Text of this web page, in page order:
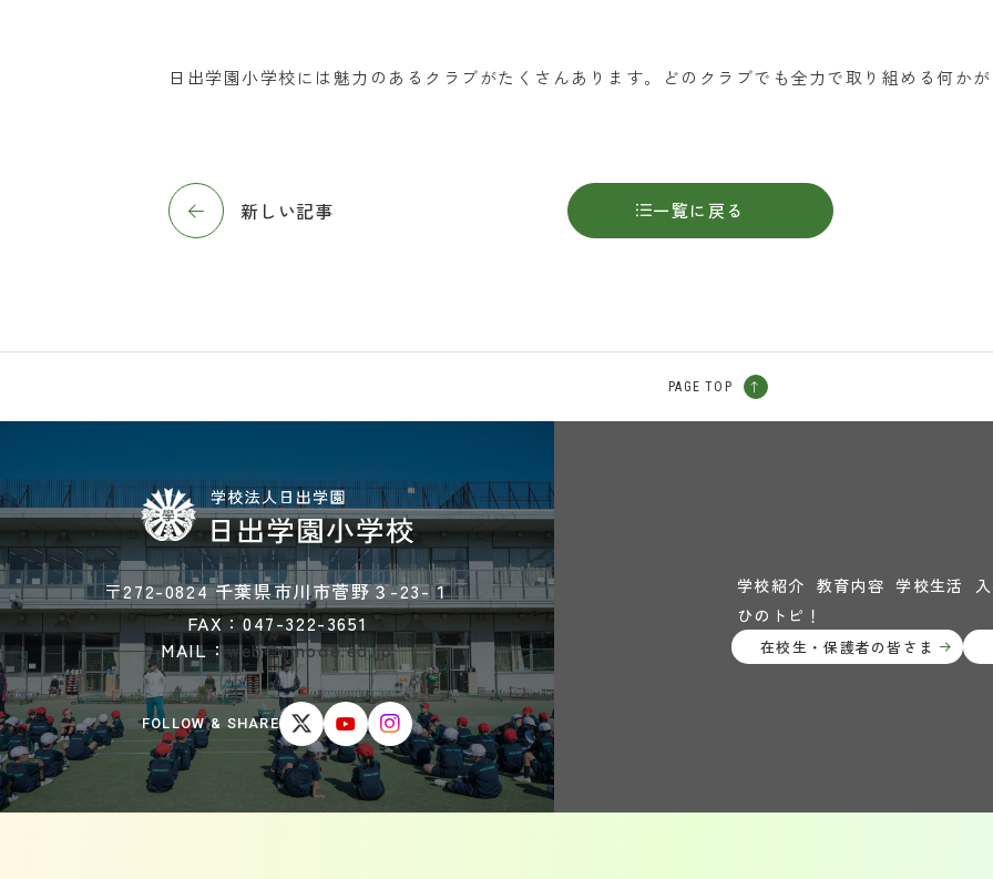
日出学園小学校には魅力のあるクラブがたくさんあります。どのクラブでも全力で取り組める何かが
新しい記事 一覧に戻る
PAGE TOP
〒272-0824 千葉県市川市菅野３-23-１
FAX：047-322-3651
MAIL：web@hinode.ed.jp
FOLLOW & SHARE
学校紹介 教育内容 学校生活
ひのトピ！
在校生・保護者の皆さま